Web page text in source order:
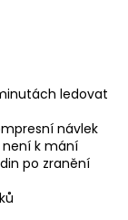
ledovat
návlek
není k mání
po zranění